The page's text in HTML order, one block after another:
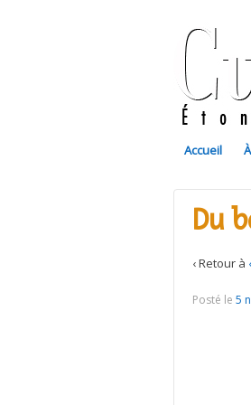
Accueil
Du
‹ Retour à
Posté le 5